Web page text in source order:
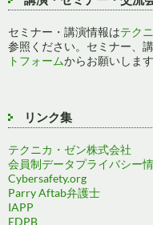
セミナー・講演情報はテク
参照ください。セミナー、
トフォームからお願いします
リンク集
テクニカ・ゼン株式会社
会員制データプライバシー
Cybersafety.org
Parry Aftab弁護士
IAPP
EDPB